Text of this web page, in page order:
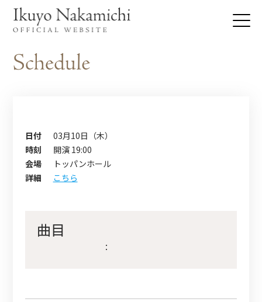
日付
03月10日（木）
時刻
開演 19:00
会場
トッパンホール
詳細
こちら
曲目
：